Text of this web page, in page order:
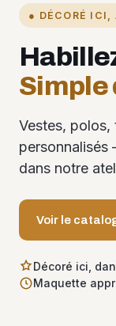
● DÉCORÉ ICI,
Simple
Vestes,
dans notre
Voir le
Décoré ici,
Maquette